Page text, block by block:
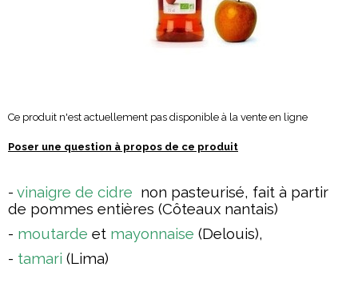
Ce produit n'est actuellement pas disponible à la vente en ligne
Poser une question à propos de ce produit
- vinaigre de cidre non pasteurisé, fait à partir
de pommes entières (Côteaux nantais)
- moutarde et mayonnaise (Delouis),
- tamari (Lima)